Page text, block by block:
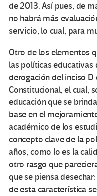
de 2013. Así pues, de
no habrá más
servicio, lo cual, para
Otro de los elementos
las políticas educativas
derogación del inciso D
Constitucional, el cual,
educación que se
base en el
académico de los
concepto clave de la
años, como lo es la
otro rasgo que
que se piensa
de esta característica